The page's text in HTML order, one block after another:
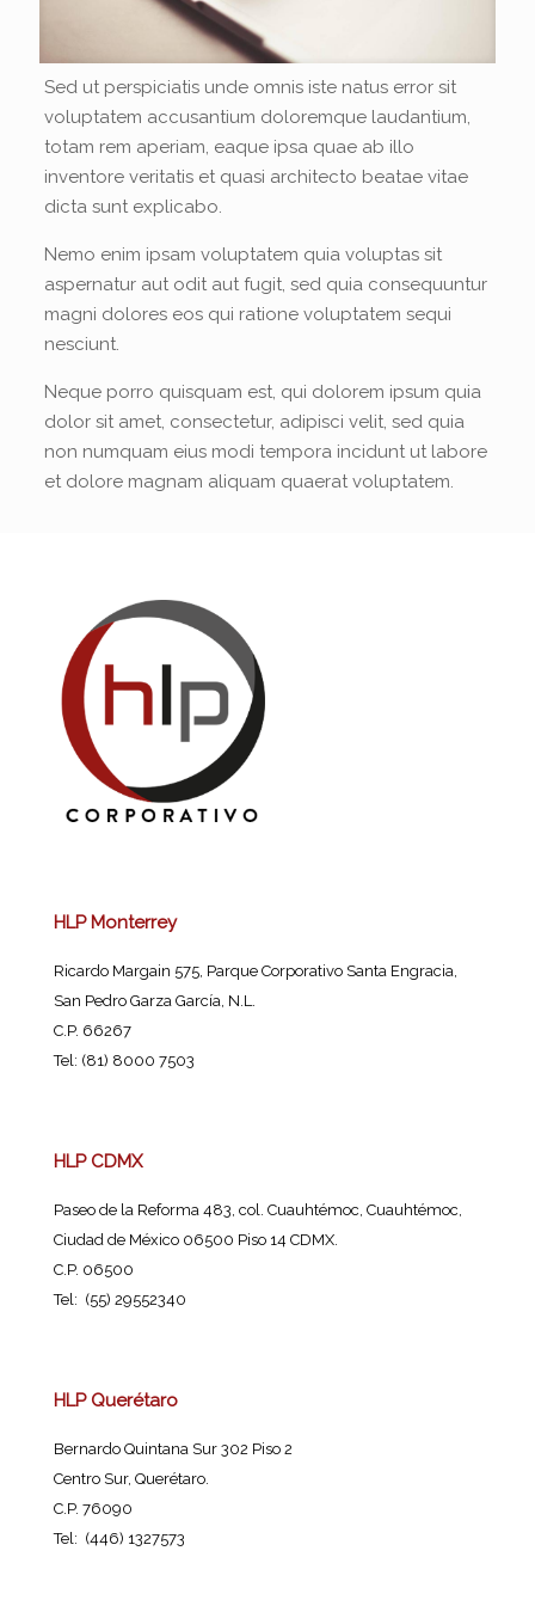
Sed ut perspiciatis unde omnis iste natus error sit
voluptatem accusantium doloremque laudantium,
totam rem aperiam, eaque ipsa quae ab illo
inventore veritatis et quasi architecto beatae vitae
dicta sunt explicabo.
Nemo enim ipsam voluptatem quia voluptas sit
aspernatur aut odit aut fugit, sed quia consequuntur
magni dolores eos qui ratione voluptatem sequi
nesciunt.
Neque porro quisquam est, qui dolorem ipsum quia
dolor sit amet, consectetur, adipisci velit, sed quia
non numquam eius modi tempora incidunt ut labore
et dolore magnam aliquam quaerat voluptatem.
HLP Monterrey
Ricardo Margain 575, Parque Corporativo Santa Engracia,
San Pedro Garza García, N.L.
C.P. 66267
Tel: (81) 8000 7503
HLP CDMX
Paseo de la Reforma 483, col. Cuauhtémoc, Cuauhtémoc,
Ciudad de México 06500 Piso 14 CDMX.
C.P. 06500
Tel: (55) 29552340
HLP Querétaro
Bernardo Quintana Sur 302 Piso 2
Centro Sur, Querétaro.
C.P. 76090
Tel: (446) 1327573